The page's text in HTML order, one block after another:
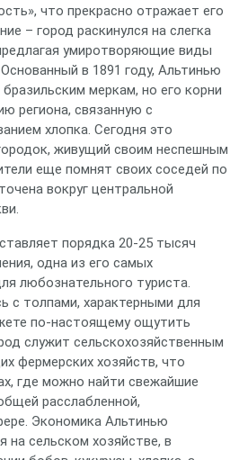
что прекрасно отражает его
– город раскинулся на слегка
умиротворяющие виды
в 1891 году, Альтинью
меркам, но его корни
региона, связанную с
хлопка. Сегодня это
живущий своим неспешным
еще помнят своих соседей по
вокруг центральной
порядка 20-25 тысяч
одна из его самых
любознательного туриста.
с толпами, характерными для
по-настоящему ощутить
служит сельскохозяйственным
фермерских хозяйств, что
где можно найти свежайшие
расслабленной,
Экономика Альтинью
на сельском хозяйстве, в